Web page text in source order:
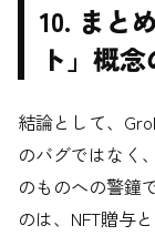
10. まと
ト」概
結論として、
のバグではなく
のものへの警鐘
のは、NFT贈与